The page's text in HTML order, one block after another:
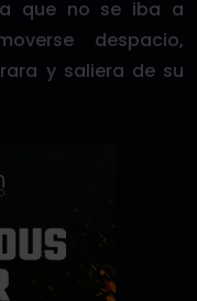
que no se iba a
despacio,
y saliera de su